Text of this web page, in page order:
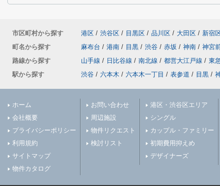
市区町村から探す 港区 / 渋谷区 / 目黒区 / 品川区 / 大田区 / 新宿
町名から探す
麻布台 / 港南 / 目黒 / 渋谷 / 赤坂 / 神南 / 神宮
路線から探す
山手線 / 日比谷線 / 南北線 / 都営大江戸線 / 東
駅から探す
渋谷 / 六本木 / 六本木一丁目 / 表参道 / 目黒 /
ホーム
会社概要
プライバシーポリシー
利用規約
サイトマップ
物件カタログ
お問い合わせ
周辺施設
物件リクエスト
検討リスト
港区・渋谷区エリア
シングル
カップル・ファミリー
初期費用抑えめ
デザイナーズ